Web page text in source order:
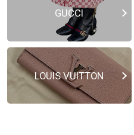
GUCCI
LOUIS VUITTON